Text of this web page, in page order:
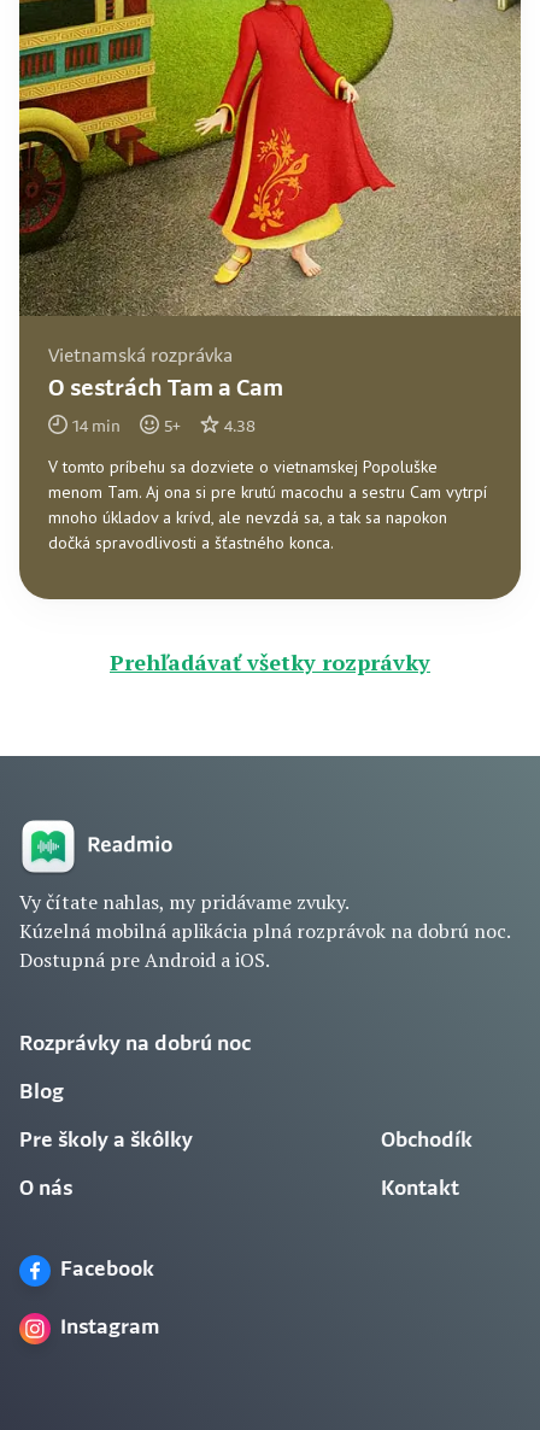
Vietnamská rozprávka
O sestrách Tam a Cam
14 min 5+ 4.38
V tomto príbehu sa dozviete o vietnamskej Popoluške
menom Tam. Aj ona si pre krutú macochu a sestru Cam vytrpí
mnoho úkladov a krívd, ale nevzdá sa, a tak sa napokon
dočká spravodlivosti a šťastného konca.
Prehľadávať všetky rozprávky
Vy čítate nahlas, my pridávame zvuky.
Kúzelná mobilná aplikácia plná rozprávok na dobrú noc.
Dostupná pre Android a iOS.
Rozprávky na dobrú noc
Blog
Pre školy a škôlky
O nás
Obchodík
Kontakt
Facebook
Instagram